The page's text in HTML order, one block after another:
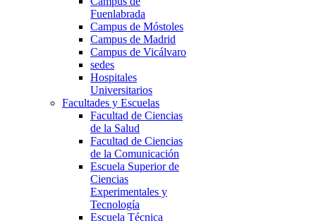
Fuenlabrada
Campus de Móstoles
Campus de Madrid
Campus de Vicálvaro
sedes
Hospitales
Universitarios
Facultades y Escuelas
Facultad de Ciencias
de la Salud
Facultad de Ciencias
de la Comunicación
Escuela Superior de
Ciencias
Experimentales y
Tecnología
Escuela Técnica